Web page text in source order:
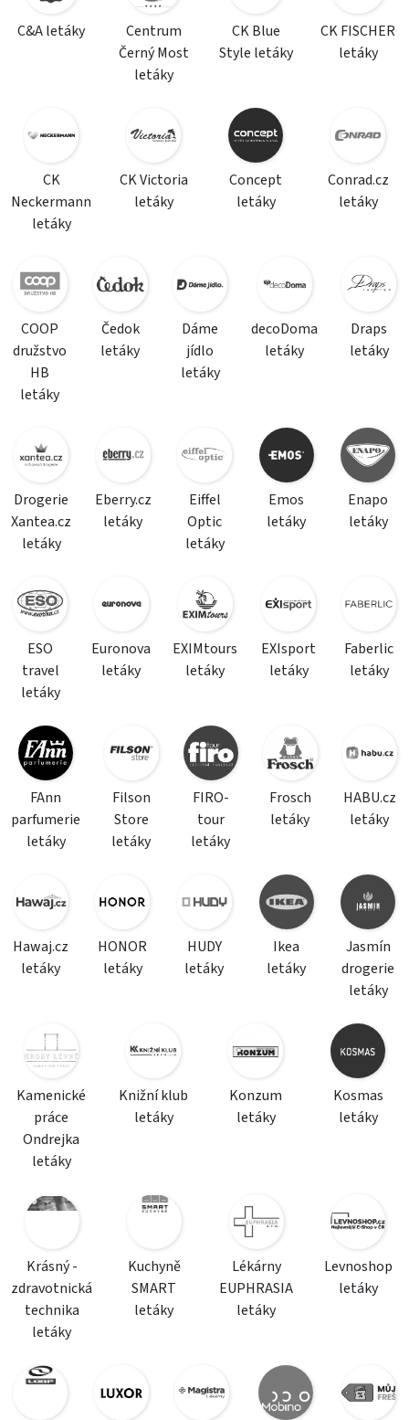
C&A letáky
Centrum
Černý Most
letáky
CK Blue
Style letáky
CK FISCHER
letáky
CK
Neckermann
letáky
CK Victoria
letáky
Concept
letáky
Conrad.cz
letáky
COOP
družstvo
HB
letáky
Čedok
letáky
Dáme
jídlo
letáky
decoDoma
letáky
Draps
letáky
Drogerie
Xantea.cz
letáky
Eberry.cz
letáky
Eiffel
Optic
letáky
Emos
letáky
Enapo
letáky
ESO
travel
letáky
Euronova
letáky
EXIMtours
letáky
EXIsport
letáky
Faberlic
letáky
FAnn
parfumerie
letáky
Filson
Store
letáky
FIRO-
tour
letáky
Frosch
letáky
HABU.cz
letáky
Hawaj.cz
letáky
HONOR
letáky
HUDY
letáky
Ikea
letáky
Jasmín
drogerie
letáky
Kamenické
práce
Ondrejka
letáky
Knižní klub
letáky
Konzum
letáky
Kosmas
letáky
Krásný -
zdravotnická
technika
letáky
Kuchyně
SMART
letáky
Lékárny
EUPHRASIA
letáky
Levnoshop
letáky